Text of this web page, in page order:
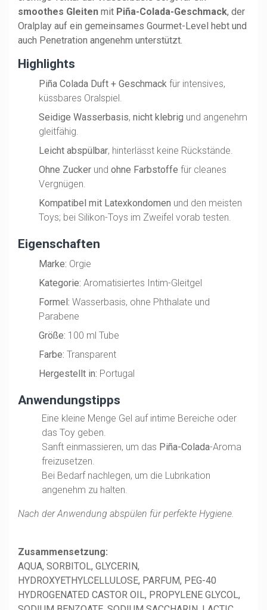
smoothes Gleiten mit Piña-Colada-Geschmack, der
Oralplay auf ein gemeinsames Gourmet-Level hebt und
auch Penetration angenehm unterstützt.
Highlights
Piña Colada Duft + Geschmack für intensives,
küssbares Oralspiel.
Seidige Wasserbasis,nicht klebrig und angenehm
gleitfähig.
Leicht abspülbar, hinterlässt keine Rückstände.
Ohne Zucker undohne Farbstoffe für cleanes
Vergnügen.
Kompatibel mit Latexkondomen und den meisten
Toys; bei Silikon-Toys im Zweifel vorab testen.
Eigenschaften
Marke: Orgie
Kategorie: Aromatisiertes Intim-Gleitgel
Formel: Wasserbasis, ohne Phthalate und
Parabene
Größe: 100 ml Tube
Farbe: Transparent
Hergestellt in: Portugal
Anwendungstipps
Eine kleine Menge Gel auf intime Bereiche oder
das Toy geben.
Sanft einmassieren, um das Piña-Colada-Aroma
freizusetzen.
Bei Bedarf nachlegen, um die Lubrikation
angenehm zu halten.
Nach der Anwendung abspülen für perfekte Hygiene.
Zusammensetzung:
AQUA, SORBITOL, GLYCERIN,
HYDROXYETHYLCELLULOSE, PARFUM, PEG-40
HYDROGENATED CASTOR OIL, PROPYLENE GLYCOL,